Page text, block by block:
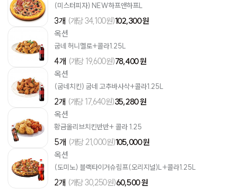
(미스터피자) NEW하프앤하프L
3개 (개당 34,100원)102,300 원
옥션
굽네 허니멜로+콜라1.25L
4개 (개당 19,600원)78,400 원
옥션
(굽네치킨) 굽네 고추바사삭+콜라1.25L
2개 (개당 17,640원)35,280 원
옥션
황금올리브치킨반반+ 콜라 1.25
5개 (개당 21,000원)105,000 원
옥션
(도미노) 블랙타이거슈림프(오리지널)L+콜라1.25L
2개 (개당 30,250원)60,500 원